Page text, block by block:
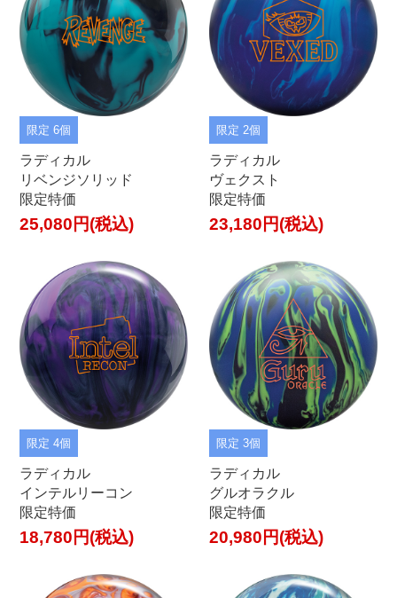
限定 6個
ラディカル
リベンジソリッド
限定特価
25,080円(税込)
限定 2個
ラディカル
ヴェクスト
限定特価
23,180円(税込)
限定 4個
ラディカル
インテルリーコン
限定特価
18,780円(税込)
限定 3個
ラディカル
グルオラクル
限定特価
20,980円(税込)